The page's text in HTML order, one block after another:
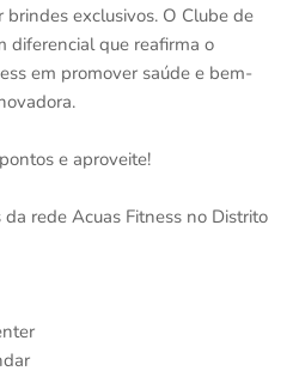
exclusivos. O Clube de
diferencial que reafirma o
em promover saúde e bem-
e aproveite!
rede Acuas Fitness no Distrito